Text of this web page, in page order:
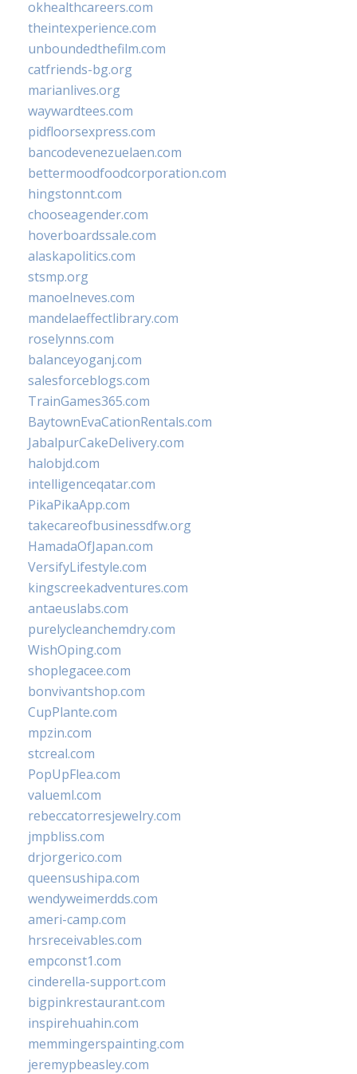
okhealthcareers.com
theintexperience.com
unboundedthefilm.com
catfriends-bg.org
marianlives.org
waywardtees.com
pidfloorsexpress.com
bancodevenezuelaen.com
bettermoodfoodcorporation.com
hingstonnt.com
chooseagender.com
hoverboardssale.com
alaskapolitics.com
stsmp.org
manoelneves.com
mandelaeffectlibrary.com
roselynns.com
balanceyoganj.com
salesforceblogs.com
TrainGames365.com
BaytownEvaCationRentals.com
JabalpurCakeDelivery.com
halobjd.com
intelligenceqatar.com
PikaPikaApp.com
takecareofbusinessdfw.org
HamadaOfJapan.com
VersifyLifestyle.com
kingscreekadventures.com
antaeuslabs.com
purelycleanchemdry.com
WishOping.com
shoplegacee.com
bonvivantshop.com
CupPlante.com
mpzin.com
stcreal.com
PopUpFlea.com
valueml.com
rebeccatorresjewelry.com
jmpbliss.com
drjorgerico.com
queensushipa.com
wendyweimerdds.com
ameri-camp.com
hrsreceivables.com
empconst1.com
cinderella-support.com
bigpinkrestaurant.com
inspirehuahin.com
memmingerspainting.com
jeremypbeasley.com